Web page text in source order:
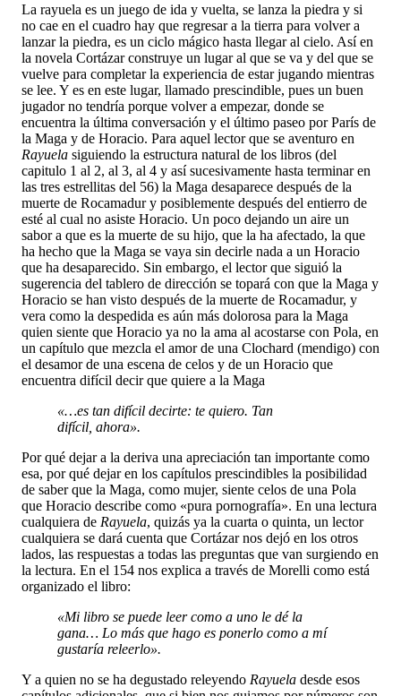
La rayuela es un juego de ida y vuelta, se lanza la piedra y si
no cae en el cuadro hay que regresar a la tierra para volver a
lanzar la piedra, es un ciclo mágico hasta llegar al cielo. Así en
la novela Cortázar construye un lugar al que se va y del que se
vuelve para completar la experiencia de estar jugando mientras
se lee. Y es en este lugar, llamado prescindible, pues un buen
jugador no tendría porque volver a empezar, donde se
encuentra la última conversación y el último paseo por París de
la Maga y de Horacio. Para aquel lector que se aventuro en
Rayuela siguiendo la estructura natural de los libros (del
capitulo 1 al 2, al 3, al 4 y así sucesivamente hasta terminar en
las tres estrellitas del 56) la Maga desaparece después de la
muerte de Rocamadur y posiblemente después del entierro de
esté al cual no asiste Horacio. Un poco dejando un aire un
sabor a que es la muerte de su hijo, que la ha afectado, la que
ha hecho que la Maga se vaya sin decirle nada a un Horacio
que ha desaparecido. Sin embargo, el lector que siguió la
sugerencia del tablero de dirección se topará con que la Maga y
Horacio se han visto después de la muerte de Rocamadur, y
vera como la despedida es aún más dolorosa para la Maga
quien siente que Horacio ya no la ama al acostarse con Pola, en
un capítulo que mezcla el amor de una Clochard (mendigo) con
el desamor de una escena de celos y de un Horacio que
encuentra difícil decir que quiere a la Maga
«…es tan difícil decirte: te quiero. Tan
difícil, ahora».
Por qué dejar a la deriva una apreciación tan importante como
esa, por qué dejar en los capítulos prescindibles la posibilidad
de saber que la Maga, como mujer, siente celos de una Pola
que Horacio describe como «pura pornografía». En una lectura
cualquiera de Rayuela, quizás ya la cuarta o quinta, un lector
cualquiera se dará cuenta que Cortázar nos dejó en los otros
lados, las respuestas a todas las preguntas que van surgiendo en
la lectura. En el 154 nos explica a través de Morelli como está
organizado el libro:
«Mi libro se puede leer como a uno le dé la
gana… Lo más que hago es ponerlo como a mí
gustaría releerlo».
Y a quien no se ha degustado releyendo Rayuela desde esos